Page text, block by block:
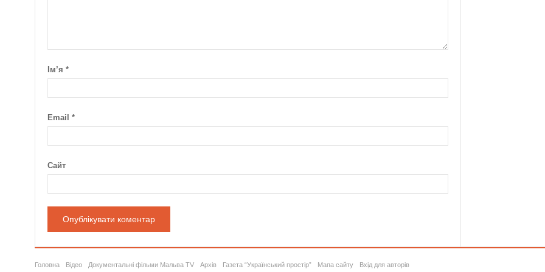
Ім’я *
Email *
Сайт
Головна Відео Документальні фільми Мальва TV Архів Газета “Український простір” Мапа сайту Вхід для авторів